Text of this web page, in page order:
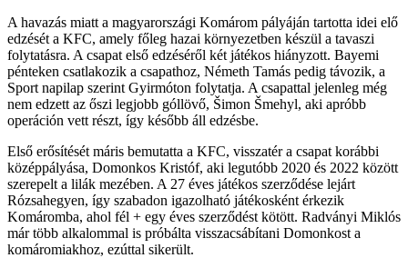
A havazás miatt a magyarországi Komárom pályáján tartotta idei elő
edzését a KFC, amely főleg hazai környezetben készül a tavaszi
folytatásra. A csapat első edzéséről két játékos hiányzott. Bayemi
pénteken csatlakozik a csapathoz, Németh Tamás pedig távozik, a
Sport napilap szerint Gyirmóton folytatja. A csapattal jelenleg még
nem edzett az őszi legjobb góllövő, Šimon Šmehyl, aki apróbb
operáción vett részt, így később áll edzésbe.
Első erősítését máris bemutatta a KFC, visszatér a csapat korábbi
középpályása, Domonkos Kristóf, aki legutóbb 2020 és 2022 között
szerepelt a lilák mezében. A 27 éves játékos szerződése lejárt
Rózsahegyen, így szabadon igazolható játékosként érkezik
Komáromba, ahol fél + egy éves szerződést kötött. Radványi Miklós
már több alkalommal is próbálta visszacsábítani Domonkost a
komáromiakhoz, ezúttal sikerült.